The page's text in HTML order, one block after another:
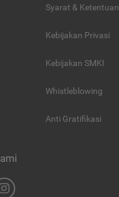
Syarat & Ketentuan
Kebijakan Privasi
Kebijakan SMKI
Whistleblowing
Anti Gratifikasi